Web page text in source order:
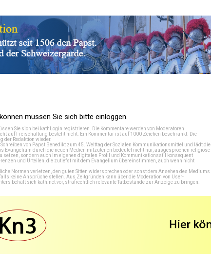
müssen Sie sich bitte einloggen.
Sie sich bei kathLogin registrieren . Die Kommentare werden von Moderatoren
auf Freischaltung besteht nicht. Ein Kommentar ist auf 1000 Zeichen beschränkt. Die
der Redaktion wieder.
von Papst Benedikt zum 45. Welttag der Sozialen Kommunikationsmittel und lädt die
Evangelium durch die neuen Medien mitzuteilen bedeutet nicht nur, ausgesprochen religiöse
setzen, sondern auch im eigenen digitalen Profil und Kommunikationsstil konsequent
und Urteilen, die zutiefst mit dem Evangelium übereinstimmen, auch wenn nicht
Normen verletzen, den guten Sitten widersprechen oder sonst dem Ansehen des Mediums
keine Ansprüche stellen. Aus Zeitgründen kann über die Moderation von User-
behält sich kath.net vor, strafrechtlich relevante Tatbestände zur Anzeige zu bringen.